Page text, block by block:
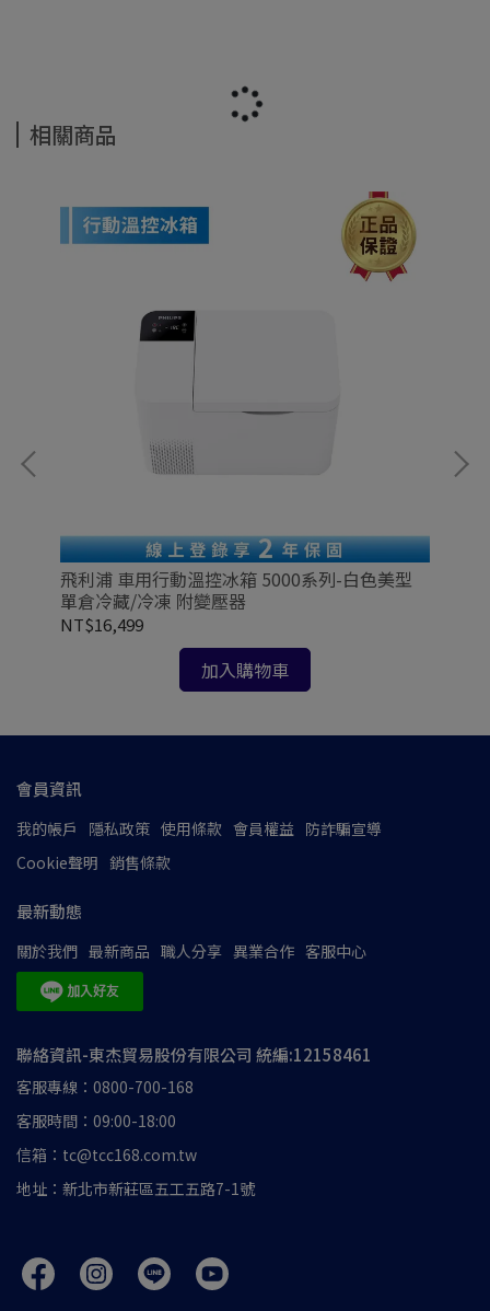
相關商品
飛利浦 車用行動溫控冰箱 5000系列-白色美型
單倉冷藏/冷凍 附變壓器
NT$16,499
加入購物車
會員資訊
我的帳戶 隱私政策 使用條款 會員權益 防詐騙宣導
Cookie聲明 銷售條款
最新動態
關於我們 最新商品 職人分享 異業合作 客服中心
聯絡資訊-東杰貿易股份有限公司 統編:12158461
客服專線：0800-700-168
客服時間：09:00-18:00
信箱：tc@tcc168.com.tw
地址：新北市新莊區五工五路7-1號